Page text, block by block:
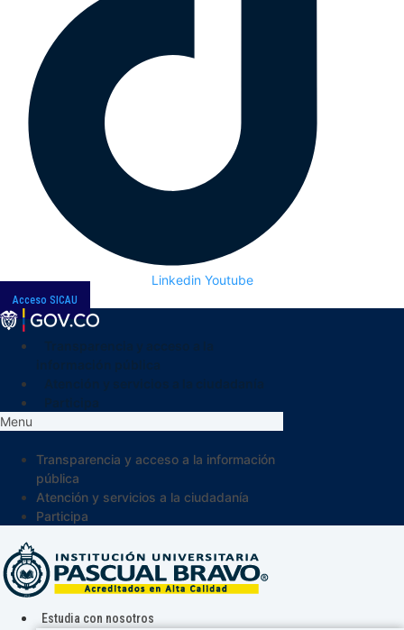
Linkedin Youtube
Acceso SICAU
Menu
Transparencia y acceso a la información
pública
Atención y servicios a la ciudadanía
Participa
Estudia con nosotros